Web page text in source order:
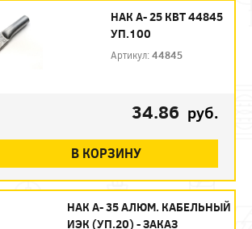
НАК А- 25 КВТ 44845
УП.100
Артикул:44845
34.86 руб.
В КОРЗИНУ
НАК А- 35 АЛЮМ. КАБЕЛЬНЫЙ
ИЭК (УП.20) - ЗАКАЗ